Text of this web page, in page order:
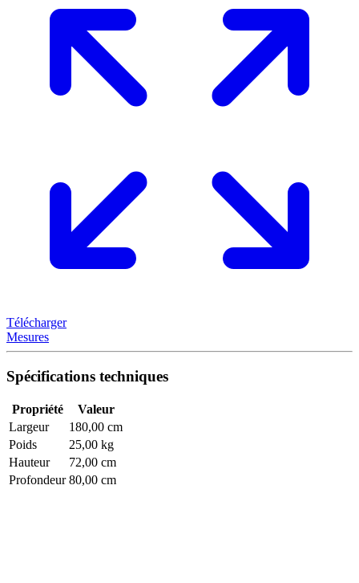
Télécharger
Mesures
Spécifications techniques
Propriété
Valeur
Largeur
180,00 cm
Poids
25,00 kg
Hauteur
72,00 cm
Profondeur 80,00 cm